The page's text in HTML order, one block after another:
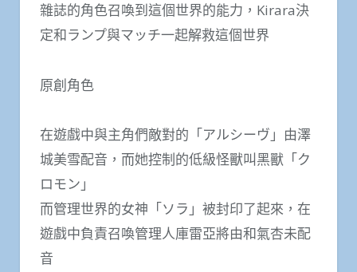
雜誌的角色召喚到這個世界的能力，Kirara決
定和ランプ與マッチ一起解救這個世界
原創角色
在遊戲中與主角們敵對的「アルシーヴ」由澤
城美雪配音，而她控制的低級怪獸叫黑獸「ク
ロモン」
而管理世界的女神「ソラ」被封印了起來，在
遊戲中負責召喚管理人庫雷亞將由和氣杏未配
音